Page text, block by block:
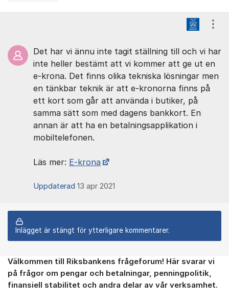
Det har vi ännu inte tagit ställning till och vi har
inte heller bestämt att vi kommer att ge ut en
e-krona. Det finns olika tekniska lösningar men
en tänkbar teknik är att e-kronorna finns på
ett kort som går att använda i butiker, på
samma sätt som med dagens bankkort. En
annan är att ha en betalningsapplikation i
mobiltelefonen.
Läs mer: E-krona
Uppdaterad 13 apr 2021
Inlägget är stängt för ytterligare kommentarer.
Om forumet
Välkommen till Riksbankens frågeforum! Här svarar vi
på frågor om pengar och betalningar, penningpolitik,
finansiell stabilitet och andra delar av vår verksamhet.